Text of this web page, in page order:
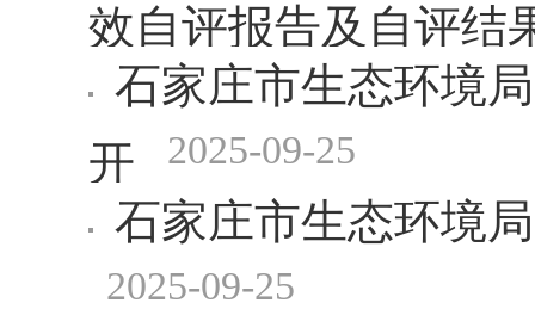
效自评报告及自评结
石家庄市生态环境
开 2025-09-25
石家庄市生态环境
2025-09-25